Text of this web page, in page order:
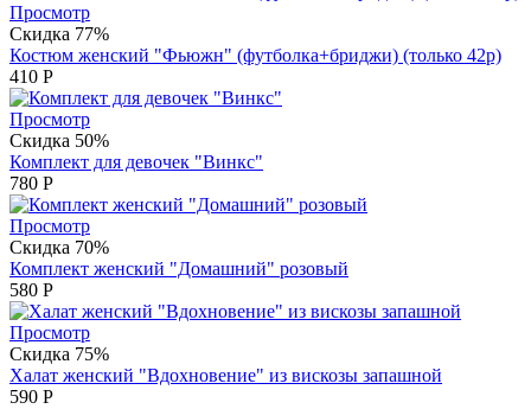
Просмотр
Скидка 77%
Костюм женский "Фьюжн" (футболка+бриджи) (только 42р)
410 Р
Просмотр
Скидка 50%
Комплект для девочек "Винкс"
780 Р
Просмотр
Скидка 70%
Комплект женский "Домашний" розовый
580 Р
Просмотр
Скидка 75%
Халат женский "Вдохновение" из вискозы запашной
590 Р